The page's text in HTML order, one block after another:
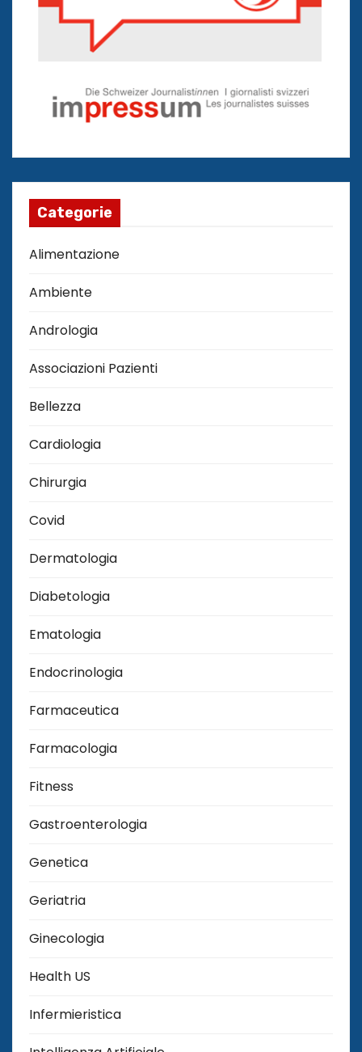
Categorie
Alimentazione
Ambiente
Andrologia
Associazioni Pazienti
Bellezza
Cardiologia
Chirurgia
Covid
Dermatologia
Diabetologia
Ematologia
Endocrinologia
Farmaceutica
Farmacologia
Fitness
Gastroenterologia
Genetica
Geriatria
Ginecologia
Health US
Infermieristica